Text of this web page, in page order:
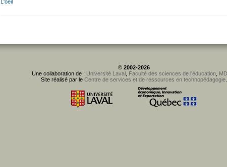
L'oeil
© 2002-2026
Une collaboration de : Université Laval, Faculté des sciences de l'éducation,
Site réalisé par le Centre de services et de ressources en technopédagogie.